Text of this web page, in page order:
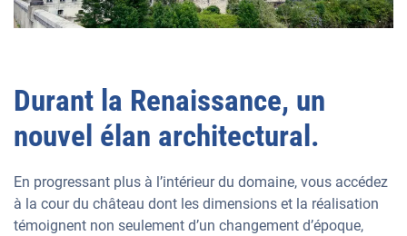
Durant la Renaissance, un
nouvel élan architectural.
En progressant plus à l’intérieur du domaine, vous accédez
à la cour du château dont les dimensions et la réalisation
témoignent non seulement d’un changement d’époque,